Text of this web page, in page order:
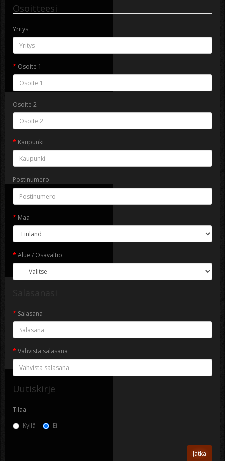
Osoitteesi
Yritys
Osoite 1
Osoite 2
Kaupunki
Postinumero
Maa
Alue / Osavaltio
Salasanasi
Salasana
Vahvista salasana
Uutiskirje
Tilaa
Kyllä
Ei